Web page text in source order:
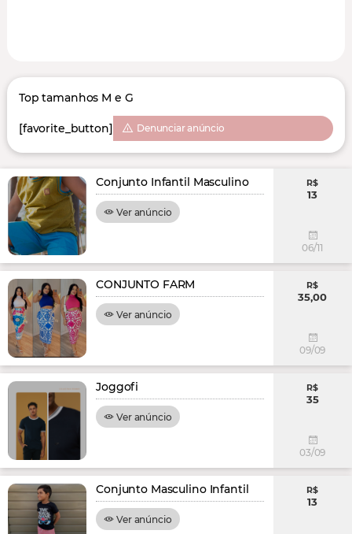
Top tamanhos M e G
[favorite_button] Denunciar anúncio
Conjunto Infantil Masculino
Ver anúncio
R$
13
06/11
CONJUNTO FARM
Ver anúncio
R$
35,00
09/09
Joggofi
Ver anúncio
R$
35
03/09
Conjunto Masculino Infantil
Ver anúncio
R$
13